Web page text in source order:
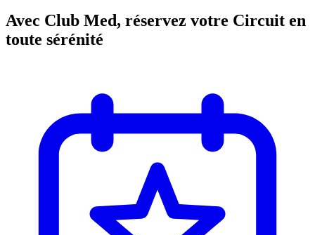
Avec Club Med, réservez votre Circuit en
toute sérénité